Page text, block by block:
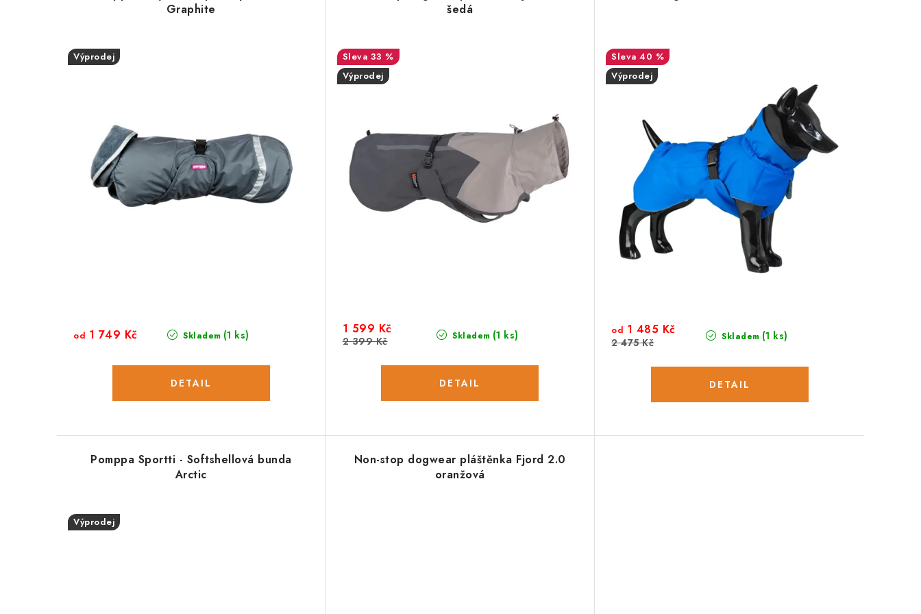
Graphite
Výprodej
Skladem (1 ks)
od 1 749 Kč
šedá
33 %
Výprodej
Skladem (1 ks)
1 599 Kč
2 399 Kč
40 %
Výprodej
Skladem (1 ks)
od 1 485 Kč
2 475 Kč
Pomppa Sportti - Softshellová bunda
Arctic
Výprodej
Non-stop dogwear pláštěnka Fjord 2.0
oranžová